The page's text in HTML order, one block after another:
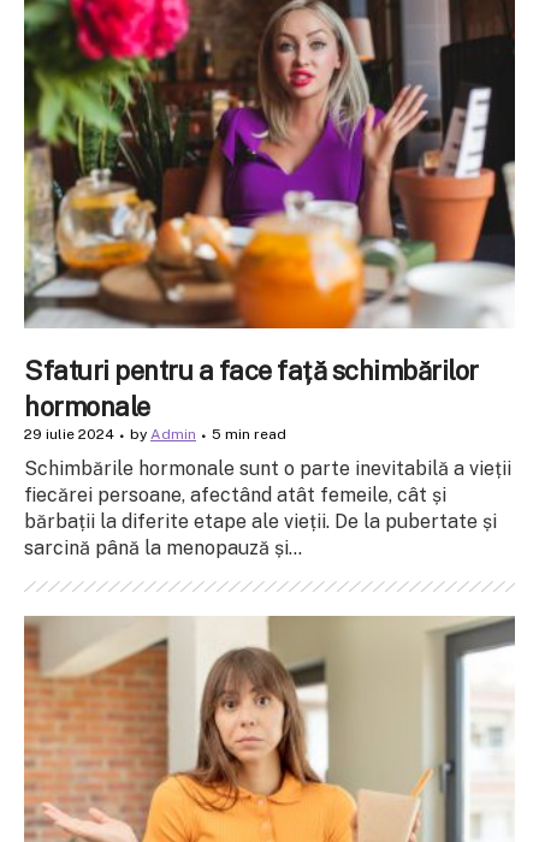
Sfaturi pentru a face față schimbărilor
hormonale
29 iulie 2024 by Admin 5 min read
Schimbările hormonale sunt o parte inevitabilă a vieții
fiecărei persoane, afectând atât femeile, cât și
bărbații la diferite etape ale vieții. De la pubertate și
sarcină până la menopauză și...